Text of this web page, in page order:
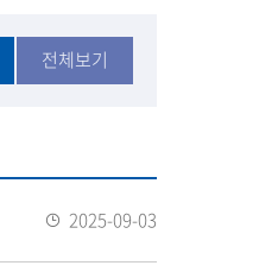
공
유
전체보기
2025-09-03